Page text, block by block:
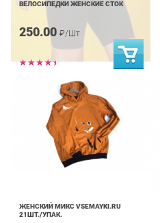
ВЕЛОСИПЕДКИ ЖЕНСКИЕ СТОК
250.00 ₽/Шт
ЖЕНСКИЙ МИКС VSEMAYKI.RU
21ШТ./УПАК.